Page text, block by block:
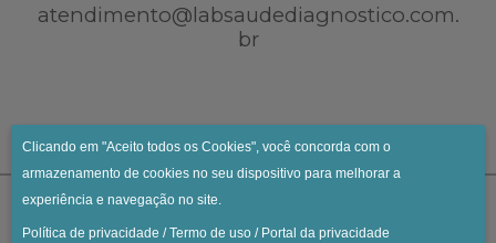
atendimento@labsaudediagnostico.com.
br
Clicando em "Aceito todos os Cookies", você concorda com o
armazenamento de cookies no seu dispositivo para melhorar a
experiência e navegação no site.
Política de privacidade /Termo de uso / Portal da privacidade